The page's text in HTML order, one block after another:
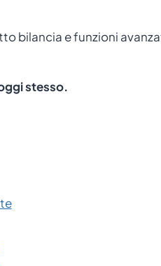
bilancia e funzioni
stesso.